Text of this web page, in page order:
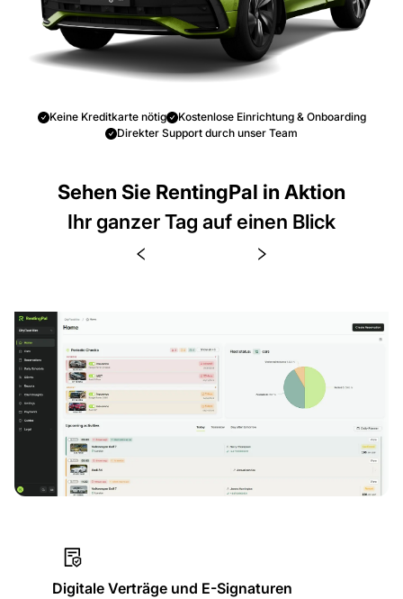
Keine Kreditkarte nötig
Kostenlose Einrichtung & Onboarding
Direkter Support durch unser Team
Sehen Sie RentingPal in Aktion
Ihr ganzer Tag auf einen Blick
Alles Wesentliche an einem Ort
Online-Buchung mit enthaltener Website
Nehmen Sie Reservierungen über Ihre eigene
Website oder eine fertige Buchungswebsite an,
die mit Ihrer Flotte verbunden ist.
Digitale Verträge und E-Signaturen